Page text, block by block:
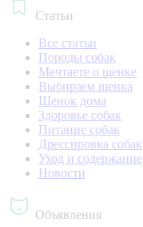
Статьи
Все статьи
Породы собак
Мечтаете о щенке
Выбираем щенка
Щенок дома
Здоровье собак
Питание собак
Дрессировка собак
Уход и содержание
Новости
Объявления